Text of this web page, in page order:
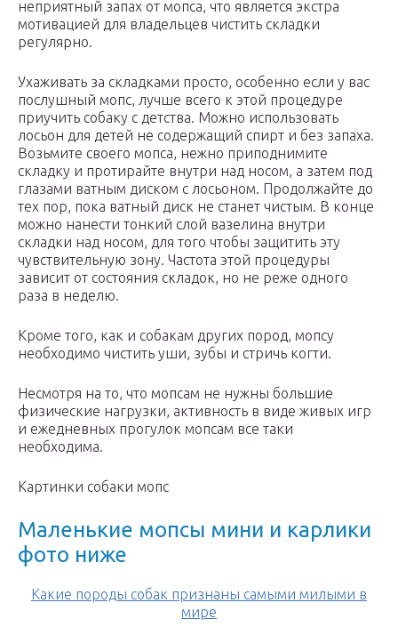
неприятный запах от мопса, что является экстра
мотивацией для владельцев чистить складки
регулярно.
Ухаживать за складками просто, особенно если у вас
послушный мопс, лучше всего к этой процедуре
приучить собаку с детства. Можно использовать
лосьон для детей не содержащий спирт и без запаха.
Возьмите своего мопса, нежно приподнимите
складку и протирайте внутри над носом, а затем под
глазами ватным диском с лосьоном. Продолжайте до
тех пор, пока ватный диск не станет чистым. В конце
можно нанести тонкий слой вазелина внутри
складки над носом, для того чтобы защитить эту
чувствительную зону. Частота этой процедуры
зависит от состояния складок, но не реже одного
раза в неделю.
Кроме того, как и собакам других пород, мопсу
необходимо чистить уши, зубы и стричь когти.
Несмотря на то, что мопсам не нужны большие
физические нагрузки, активность в виде живых игр
и ежедневных прогулок мопсам все таки
необходима.
Картинки собаки мопс
Маленькие мопсы мини и карлики
фото ниже
Какие породы собак признаны самыми милыми в
мире